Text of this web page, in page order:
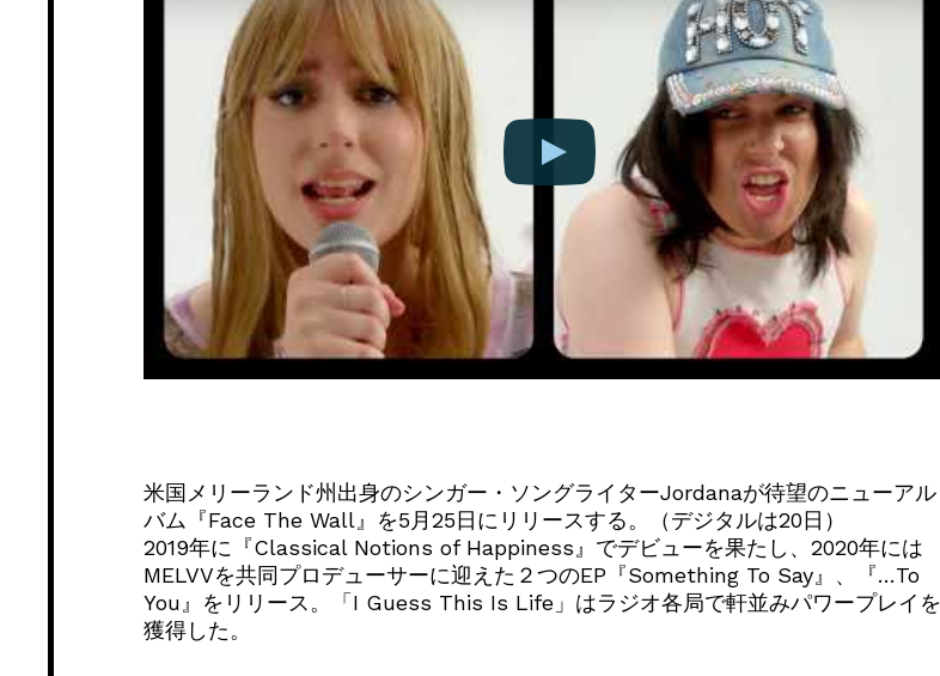
米国メリーランド州出身のシンガー・ソングライターJordanaが待望のニューアル
バム『Face The Wall』を5月25日にリリースする。（デジタルは20日）
2019年に『Classical Notions of Happiness』でデビューを果たし、2020年には
MELVVを共同プロデューサーに迎えた２つのEP『Something To Say』、『…To
You』をリリース。「I Guess This Is Life」はラジオ各局で軒並みパワープレイを
獲得した。